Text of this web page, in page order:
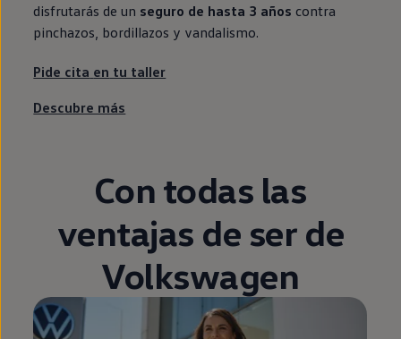
disfrutarás de un seguro de hasta 3 años contra
pinchazos, bordillazos y vandalismo.
Pide cita en tu taller
Descubre más
Con todas las
ventajas de ser de
Volkswagen